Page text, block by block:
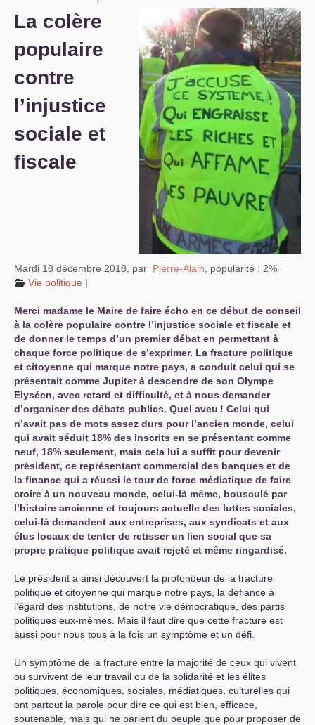
S’organiser
Comprendre...
Vie du site
La colère
populaire
contre
l’injustice
sociale et
fiscale
Mardi 18 décembre 2018 par Pierre-Alain
popularité : 2%
Vie politique |
Merci madame le Maire de faire écho en ce début de conseil
à la colère populaire contre l’injustice sociale et fiscale et
de donner le temps d’un premier débat en permettant à
chaque force politique de s’exprimer. La fracture politique
et citoyenne qui marque notre pays, a conduit celui qui se
présentait comme Jupiter à descendre de son Olympe
Elyséen, avec retard et difficulté, et à nous demander
d’organiser des débats publics. Quel aveu ! Celui qui
n’avait pas de mots assez durs pour l’ancien monde, celui
qui avait séduit 18% des inscrits en se présentant comme
neuf, 18% seulement, mais cela lui a suffit pour devenir
président, ce représentant commercial des banques et de
la finance qui a réussi le tour de force médiatique de faire
croire à un nouveau monde, celui-là même, bousculé par
l’histoire ancienne et toujours actuelle des luttes sociales,
celui-là demandent aux entreprises, aux syndicats et aux
élus locaux de tenter de retisser un lien social que sa
propre pratique politique avait rejeté et même ringardisé.
Le président a ainsi découvert la profondeur de la fracture
politique et citoyenne qui marque notre pays, la défiance à
l’égard des institutions, de notre vie démocratique, des partis
politiques eux-mêmes. Mais il faut dire que cette fracture est
aussi pour nous tous à la fois un symptôme et un défi.
Un symptôme de la fracture entre la majorité de ceux qui vivent
ou survivent de leur travail ou de la solidarité et les élites
politiques, économiques, sociales, médiatiques, culturelles qui
ont partout la parole pour dire ce qui est bien, efficace,
soutenable, mais qui ne parlent du peuple que pour proposer de